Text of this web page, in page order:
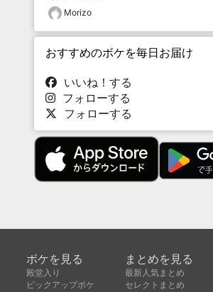
Morizo
おすすめのボケを毎日お届け
いいね！する
フォローする
フォローする
ボケを見る
殿堂入り
ピックアップボケ
まとめを見る
最新人気まとめ
セレクトまとめ